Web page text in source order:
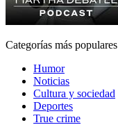
Categorías más populares
Humor
Noticias
Cultura y sociedad
Deportes
True crime